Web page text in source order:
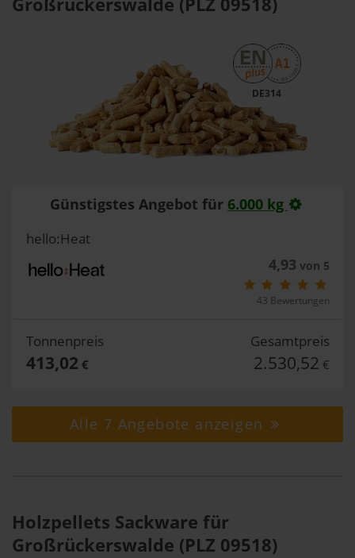
DE314
Günstigstes Angebot für 6.000 kg
hello:Heat
4,93 von 5
43 Bewertungen
Tonnenpreis
413,02 €
Gesamtpreis
2.530,52 €
Alle 7 Angebote anzeigen
Holzpellets Sackware für
Großrückerswalde (PLZ 09518)